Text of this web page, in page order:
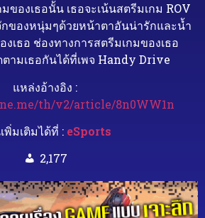
ของเธอนั้น เธอจะเน้นสตรีมเกม ROV
กของหนุ่มๆด้วยหน้าตาอันน่ารักและน้ำ
เธอ ช่องทางการสตรีมเกมของเธอ
ตามเธอกันได้ที่เพจ Handy Drive
แหล่งอ้างอิง :
th/v2/article/8n0WW1n
พิ่มเติมได้ที่ : eSports
2,177